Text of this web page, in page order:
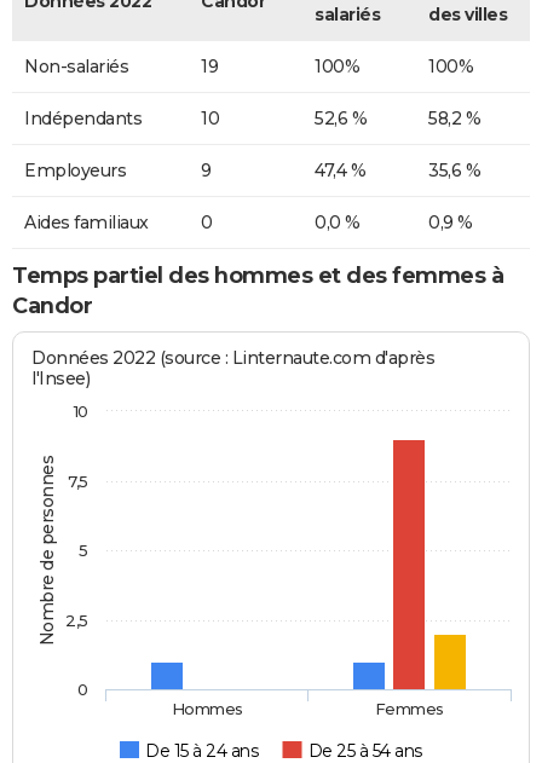
salariés des villes
Non-salariés 19 100% 100%
Indépendants 10 52,6 % 58,2 %
Employeurs 9 47,4 % 35,6 %
Aides familiaux 0 0,0 % 0,9 %
Temps partiel des hommes et des femmes à
Candor
Nombre de personnes
Données 2022 (source : Linternaute.com d'après
l'Insee)
De 15 à 24 ans
De 25 à 54 ans
Hommes Femmes
0
2,5
5
7,5
10